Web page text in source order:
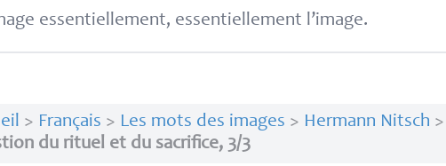
essentiellement, essentiellement l’image.
> Français > Les mots des images > Hermann Nitsch >
du rituel et du sacrifice, 3/3